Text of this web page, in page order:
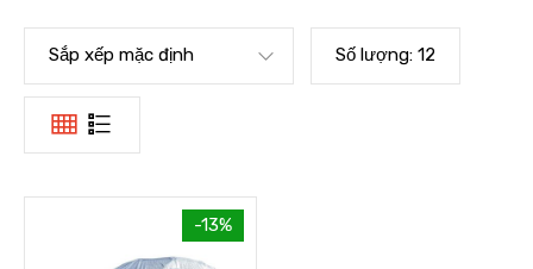
Sắp xếp mặc định Số lượng: 12
-13%